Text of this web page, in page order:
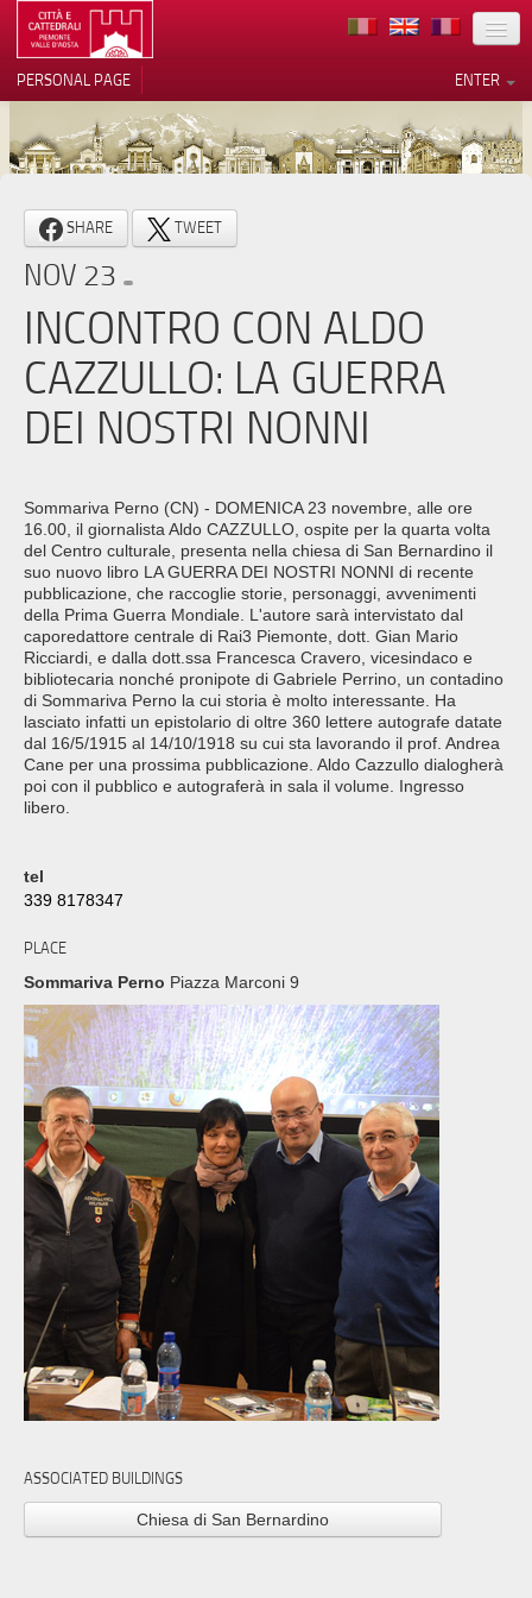
LOCATION
ARCHITECTURE
MUSEUMS
ITINERARIES
EVENTS
CONTACTS
PRESS
ENTER
PERSONAL PAGE
SHARE TWEET
NOV 23
INCONTRO CON ALDO
CAZZULLO: LA GUERRA
DEI NOSTRI NONNI
Sommariva Perno (CN) - DOMENICA 23 novembre, alle ore
16.00, il giornalista Aldo CAZZULLO, ospite per la quarta volta
del Centro culturale, presenta nella chiesa di San Bernardino il
suo nuovo libro LA GUERRA DEI NOSTRI NONNI di recente
pubblicazione, che raccoglie storie, personaggi, avvenimenti
della Prima Guerra Mondiale. L'autore sarà intervistato dal
caporedattore centrale di Rai3 Piemonte, dott. Gian Mario
Ricciardi, e dalla dott.ssa Francesca Cravero, vicesindaco e
bibliotecaria nonché pronipote di Gabriele Perrino, un contadino
di Sommariva Perno la cui storia è molto interessante. Ha
lasciato infatti un epistolario di oltre 360 lettere autografe datate
dal 16/5/1915 al 14/10/1918 su cui sta lavorando il prof. Andrea
Cane per una prossima pubblicazione. Aldo Cazzullo dialogherà
poi con il pubblico e autograferà in sala il volume. Ingresso
libero.
tel
339 8178347
PLACE
Sommariva Perno Piazza Marconi 9
ASSOCIATED BUILDINGS
Chiesa di San Bernardino
Notice at collection
Your Privacy Choices